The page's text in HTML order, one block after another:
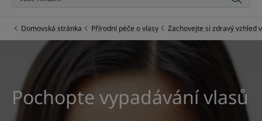
Domovská stránka Přírodní péče o vlasy Zachovejte si zdravý vzhled
Pochopte vypadávání vlasů